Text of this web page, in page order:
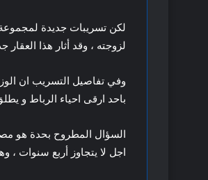
لكن تسريبات جديدة
لزوجته ، وقد أثار هذا العقار
باحد ارقى احياء الرباط و
السؤال المطروح بحدة هو
اجل لا يتجاوز أربع سنوات ،